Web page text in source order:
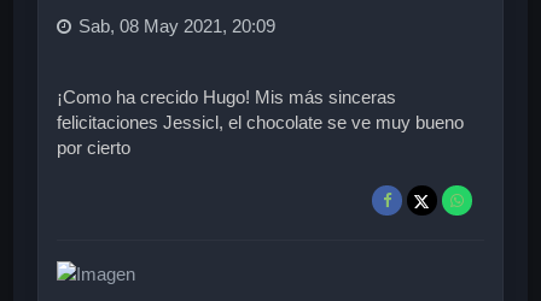
Sab, 08 May 2021, 20:09
¡Como ha crecido Hugo! Mis más sinceras
felicitaciones Jessicl, el chocolate se ve muy bueno
por cierto